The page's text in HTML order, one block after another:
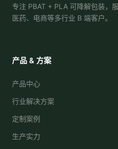
专注 PBAT + PLA 可降解包装，
医药、电商等多行业 B 端客户。
产品 & 方案
产品中心
行业解决方案
定制案例
生产实力